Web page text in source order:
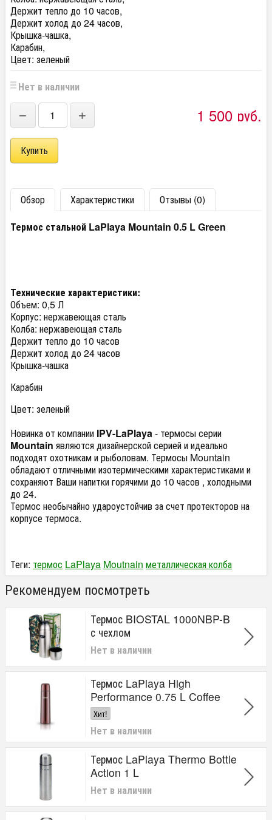
Держит тепло до 10 часов,
Держит холод до 24 часов,
Крышка-чашка,
Карабин,
Цвет: зеленый
Нет в наличии
− + 1 500 руб.
Обзор Характеристики
Отзывы (0)
Термос стальной LaPlaya Mountain 0.5 L Green
Технические характеристики:
Объем: 0,5 Л
Корпус: нержавеющая сталь
Колба: нержавеющая сталь
Держит тепло до 10 часов
Держит холод до 24 часов
Крышка-чашка
Карабин
Цвет: зеленый
Новинка от компании IPV-LaPlaya- термосы серии
Mountain являются дизайнерской серией и идеально
подходят охотникам и рыболовам. Термосы Mountain
обладают отличными изотермическими характеристиками и
сохраняют Ваши напитки горячими до 10 часов , холодными
до 24.
Термос необычайно удароустойчив за счет протекторов на
корпусе термоса.
Теги: термос LaPlaya Moutnain металлическая колба
Рекомендуем посмотреть
Термос BIOSTAL 1000NBP-B
с чехлом
Нет в наличии
Термос LaPlaya High
Performance 0.75 L Coffee
Хит!
Нет в наличии
Термос LaPlaya Thermo Bottle
Action 1 L
Нет в наличии